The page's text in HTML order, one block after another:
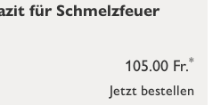
Jetzt bestellen
105.00 Fr.*
für Schmelzfeuer